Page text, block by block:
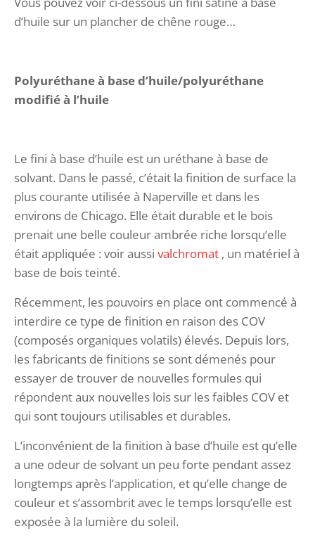
d’huile sur un plancher de chêne rouge…
Polyuréthane à base d’huile/polyuréthane
modifié à l’huile
Le fini à base d’huile est un uréthane à base de
solvant. Dans le passé, c’était la finition de surface la
plus courante utilisée à Naperville et dans les
environs de Chicago. Elle était durable et le bois
prenait une belle couleur ambrée riche lorsqu’elle
était appliquée : voir aussi valchromat , un matériel à
base de bois teinté.
Récemment, les pouvoirs en place ont commencé à
interdire ce type de finition en raison des COV
(composés organiques volatils) élevés. Depuis lors,
les fabricants de finitions se sont démenés pour
essayer de trouver de nouvelles formules qui
répondent aux nouvelles lois sur les faibles COV et
qui sont toujours utilisables et durables.
L’inconvénient de la finition à base d’huile est qu’elle
a une odeur de solvant un peu forte pendant assez
longtemps après l’application, et qu’elle change de
couleur et s’assombrit avec le temps lorsqu’elle est
exposée à la lumière du soleil.